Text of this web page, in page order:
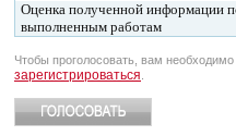
Оценка полученной информации
выполненным работам
Чтобы проголосовать, вам необходимо
зарегистрироваться